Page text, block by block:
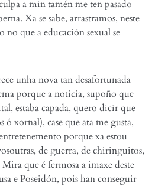
a min tamén me ten pasado
Xa se sabe, arrastramos, neste
no que a educación sexual se
unha nova tan desafortunada
porque a noticia, supoño que
estaba capada, quero dicir que
ó xornal), case que ata me gusta,
porque xa estou
de guerra, de chiringuitos,
Mira que é fermosa a imaxe deste
e Poseidón, pois han conseguir